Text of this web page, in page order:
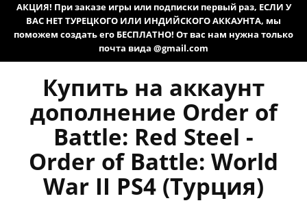
АКЦИЯ! При заказе игры или подписки первый раз, ЕСЛИ У
ВАС НЕТ ТУРЕЦКОГО ИЛИ ИНДИЙСКОГО АККАУНТА, мы
поможем создать его БЕСПЛАТНО! От вас нам нужна только
почта вида @gmail.com
Купить на аккаунт
дополнение Order of
Battle: Red Steel -
Order of Battle: World
War II PS4 (Турция)